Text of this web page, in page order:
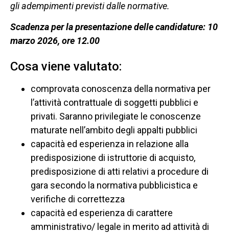
gli adempimenti previsti dalle normative.
Scadenza per la presentazione delle candidature: 10
marzo 2026, ore 12.00
Cosa viene valutato:
comprovata conoscenza della normativa per
l’attività contrattuale di soggetti pubblici e
privati. Saranno privilegiate le conoscenze
maturate nell’ambito degli appalti pubblici
capacità ed esperienza in relazione alla
predisposizione di istruttorie di acquisto,
predisposizione di atti relativi a procedure di
gara secondo la normativa pubblicistica e
verifiche di correttezza
capacità ed esperienza di carattere
amministrativo/ legale in merito ad attività di